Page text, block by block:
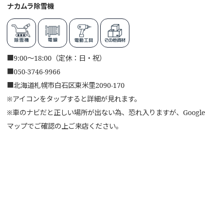
ナカムラ除雪機
■9:00～18:00（定休：日・祝）
■050-3746-9966
■北海道札幌市白石区東米里2090-170
※アイコンをタップすると詳細が見れます。
※車のナビだと正しい場所が出ない為、恐れ入りますが、Google
マップでご確認の上ご来店ください。